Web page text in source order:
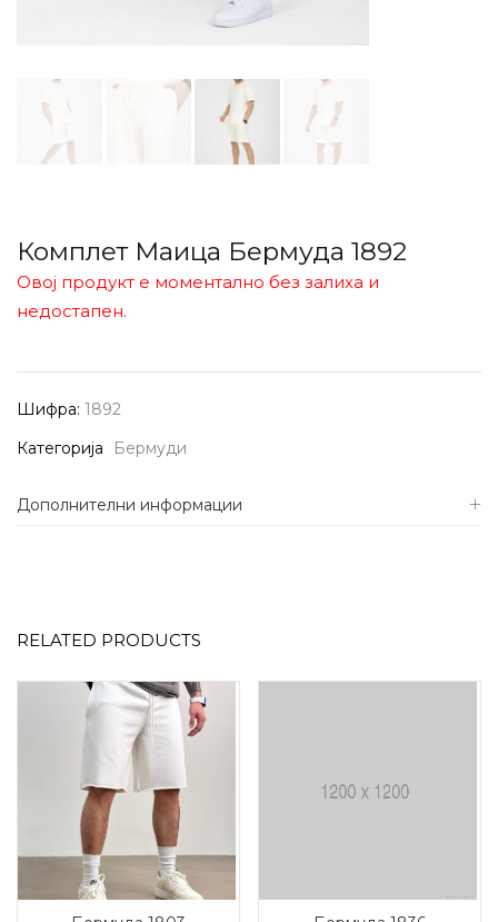
Комплет Маица Бермуда 1892
Овој продукт е моментално без залиха и
недостапен.
Шифра: 1892
Категорија
Бермуди
Дополнителни информации
RELATED PRODUCTS